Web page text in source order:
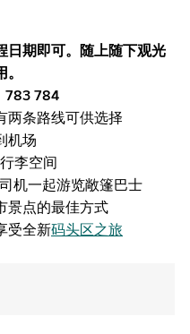
日期即可。随上随下观光
783 784
两条路线可供选择
机场
李空间
机一起游览敞篷巴士
景点的最佳方式
受全新码头区之旅